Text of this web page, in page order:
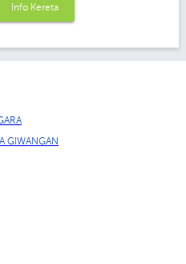
Info Kereta
GIWANGAN